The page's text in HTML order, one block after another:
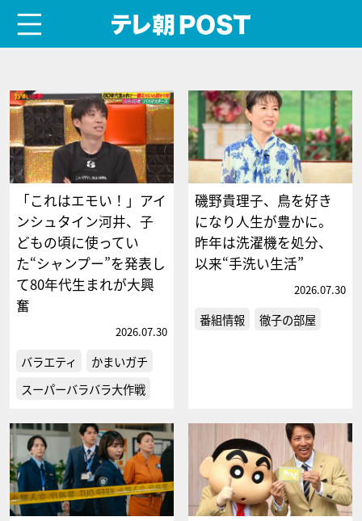
「これはエモい！」アイ
ンシュタイン河井、子
どもの頃に使ってい
た“シャンプー”を発表し
て80年代生まれが大興
奮
2026.07.30
バラエティ
かまいガチ
スーパーバラバラ大作戦
磯野貴理子、鳥を好き
になり人生が豊かに。
昨年は洗濯機を処分、
以来“手洗い生活”
2026.07.30
番組情報 徹子の部屋